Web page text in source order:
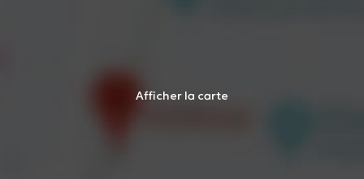
Afficher la carte